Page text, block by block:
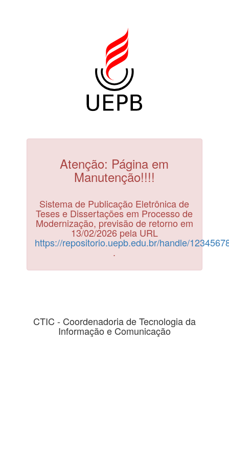
Atenção: Página em
Manutenção!!!!
Sistema de Publicação Eletrônica de
Teses e Dissertações em Processo de
Modernização, previsão de retorno em
13/02/2026 pela URL
https://repositorio.uepb.edu.br/handle/
.
CTIC - Coordenadoria de Tecnologia da
Informação e Comunicação